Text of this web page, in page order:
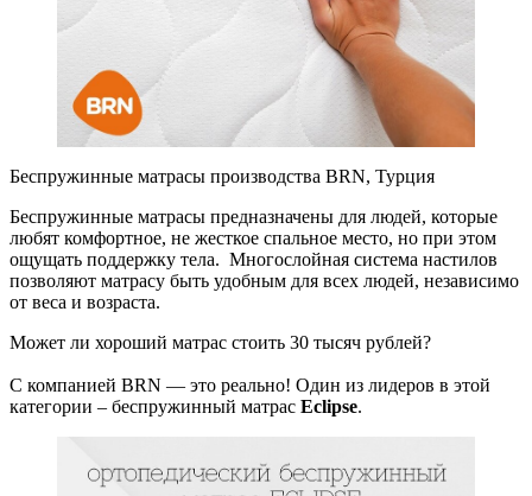
Беспружинные матрасы производства BRN, Турция
Беспружинные матрасы предназначены для людей, которые
любят комфортное, не жесткое спальное место, но при этом
ощущать поддержку тела. Многослойная система настилов
позволяют матрасу быть удобным для всех людей, независимо
от веса и возраста.
Может ли хороший матрас стоить 30 тысяч рублей?
С компанией BRN — это реально! Один из лидеров в этой
категории – беспружинный матрас Eclipse.